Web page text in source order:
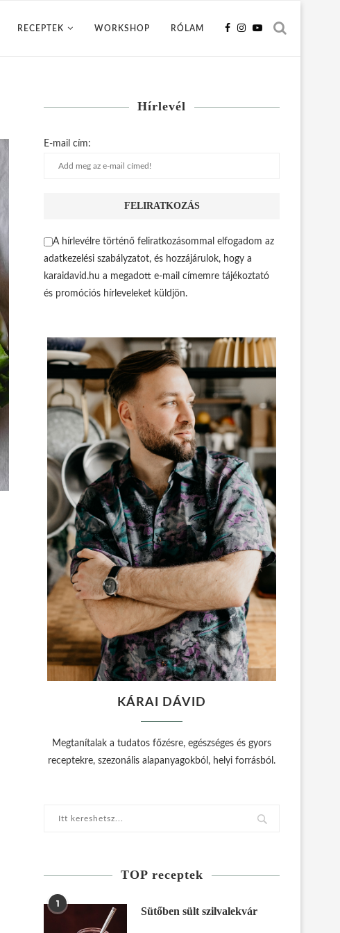
RECEPTEK WORKSHOP RÓLAM
Hírlevél
E-mail cím:
A hírlevélre történő feliratkozásommal elfogadom az
adatkezelési szabályzatot, és hozzájárulok, hogy a
karaidavid.hu a megadott e-mail címemre tájékoztató
és promóciós hírleveleket küldjön.
KÁRAI DÁVID
Megtanítalak a tudatos főzésre, egészséges és gyors
receptekre, szezonális alapanyagokból, helyi forrásból.
TOP receptek
1
Sütőben sült szilvalekvár